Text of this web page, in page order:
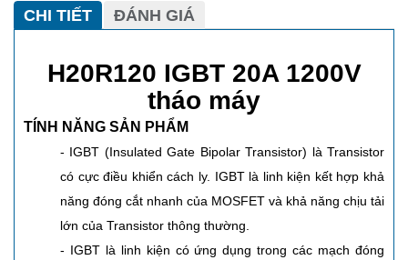
CHI TIẾT ĐÁNH GIÁ
H20R120 IGBT 20A 1200V
tháo máy
TÍNH NĂNG SẢN PHẨM
- IGBT (Insulated Gate Bipolar Transistor) là Transistor
có cực điều khiển cách ly. IGBT là linh kiện kết hợp khả
năng đóng cắt nhanh của MOSFET và khả năng chịu tải
lớn của Transistor thông thường.
- IGBT là linh kiện có ứng dụng trong các mạch đóng